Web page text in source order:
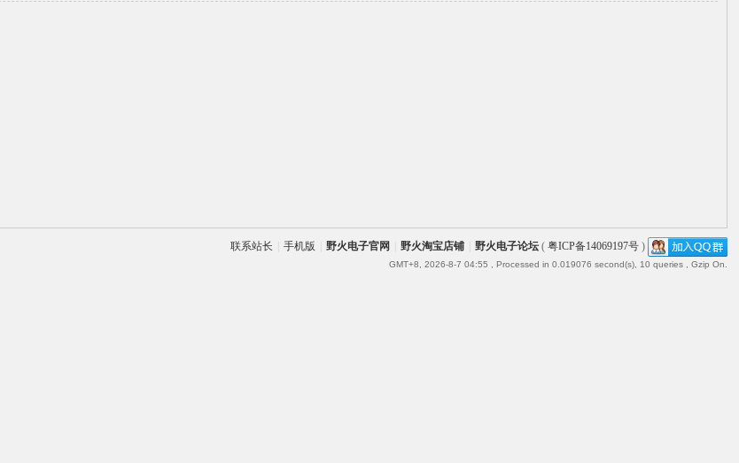
联系站长 手机版 野火电子官网 野火淘宝店铺 野火电子论坛( 粤ICP备14069197号)
GMT+8, 2026-8-7 04:55 , Processed in 0.019076 second(s), 10 queries , Gzip On.